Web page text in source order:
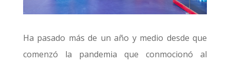
Ha pasado más de un año y medio desde que
comenzó la pandemia que conmocionó al